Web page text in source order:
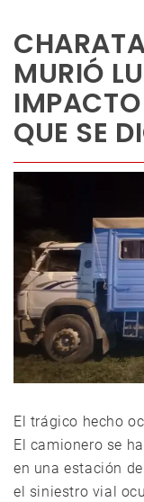
MURIÓ
QUE SE
El trágico hecho
El camionero se
en una estación
el siniestro vial